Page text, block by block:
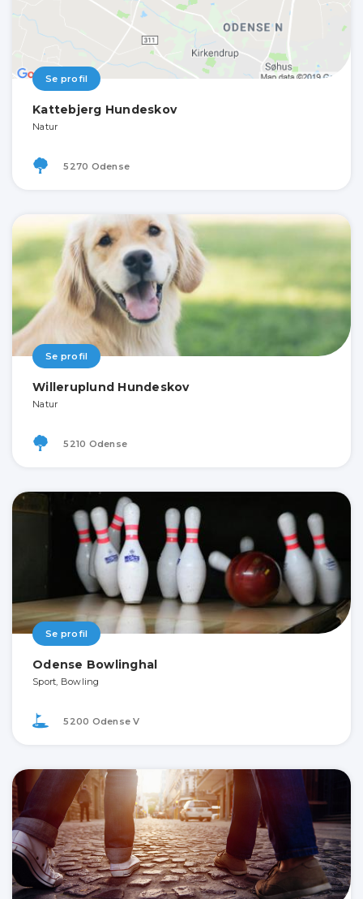
Se profil
Kattebjerg Hundeskov
Natur
5270 Odense
Se profil
Willeruplund Hundeskov
Natur
5210 Odense
Se profil
Odense Bowlinghal
Sport, Bowling
5200 Odense V